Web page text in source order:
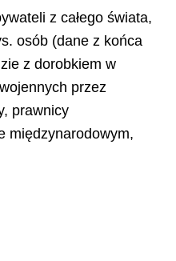
z całego świata,
osób (dane z końca
z dorobkiem w
przez
prawnicy
międzynarodowym,